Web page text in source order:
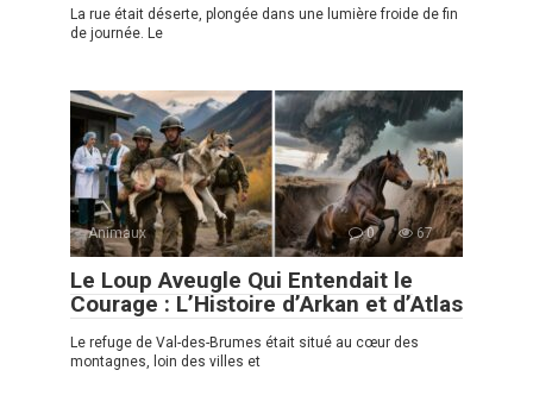
La rue était déserte, plongée dans une lumière froide de fin
de journée. Le
Animaux 0 67
Le Loup Aveugle Qui Entendait le
Courage : L’Histoire d’Arkan et d’Atlas
Le refuge de Val-des-Brumes était situé au cœur des
montagnes, loin des villes et